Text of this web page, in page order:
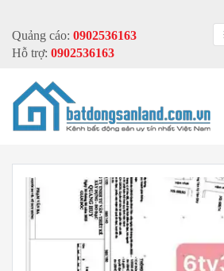
Quảng cáo: 0902536163
Hỗ trợ: 0902536163